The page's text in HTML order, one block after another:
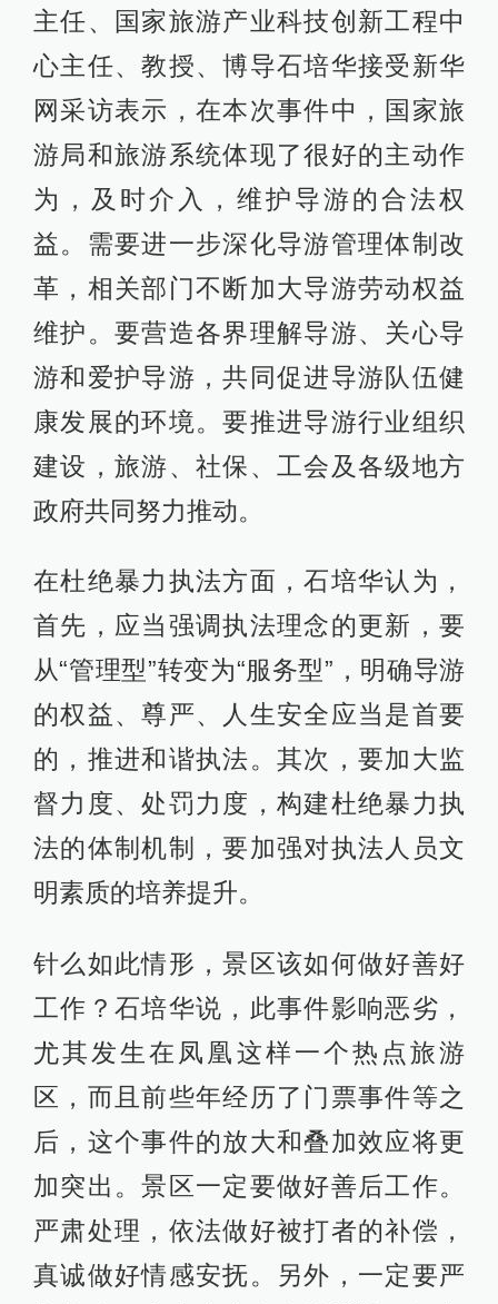
主任、国家旅游产业科技创新工程中
心主任、教授、博导石培华接受新华
网采访表示，在本次事件中，国家旅
游局和旅游系统体现了很好的主动作
为，及时介入，维护导游的合法权
益。需要进一步深化导游管理体制改
革，相关部门不断加大导游劳动权益
维护。要营造各界理解导游、关心导
游和爱护导游，共同促进导游队伍健
康发展的环境。要推进导游行业组织
建设，旅游、社保、工会及各级地方
政府共同努力推动。
在杜绝暴力执法方面，石培华认为，
首先，应当强调执法理念的更新，要
从“管理型”转变为“服务型”，明确导游
的权益、尊严、人生安全应当是首要
的，推进和谐执法。其次，要加大监
督力度、处罚力度，构建杜绝暴力执
法的体制机制，要加强对执法人员文
明素质的培养提升。
针么如此情形，景区该如何做好善好
工作？石培华说，此事件影响恶劣，
尤其发生在凤凰这样一个热点旅游
区，而且前些年经历了门票事件等之
后，这个事件的放大和叠加效应将更
加突出。景区一定要做好善后工作。
严肃处理，依法做好被打者的补偿，
真诚做好情感安抚。另外，一定要严